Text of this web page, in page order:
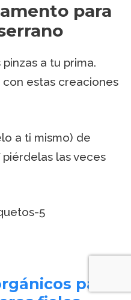
para
a tu prima.
estas creaciones
a ti mismo) de
piérdelas las veces
para